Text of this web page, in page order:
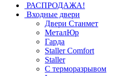
РАСПРОДАЖА!
Входные двери
Двери Станмет
МеталЮр
Гарда
Staller Comfort
Staller
С терморазрывом